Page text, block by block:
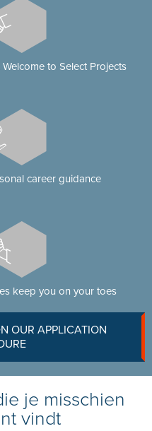
to Select Projects
career guidance
keep you on your toes
OUR APPLICATION
je misschien
vindt